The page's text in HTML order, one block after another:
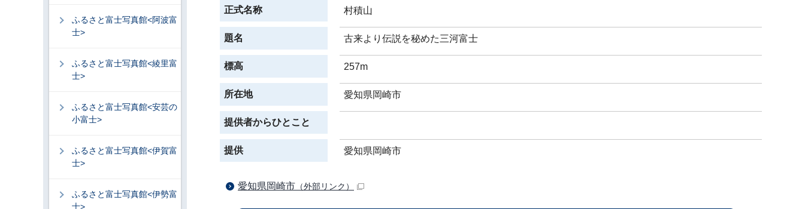
正式名称 村積山
題名 古来より伝説を秘めた三河富士
標高 257m
所在地 愛知県岡崎市
提供者からひとこと
提供 愛知県岡崎市
愛知県岡崎市 （外部リンク）
ふるさと富士写真館<阿波富
士>
ふるさと富士写真館<綾里富
士>
ふるさと富士写真館<安芸の
小富士>
ふるさと富士写真館<伊賀富
士>
ふるさと富士写真館<伊勢富
士>